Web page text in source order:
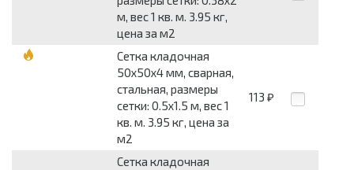
м, вес 1 кв. м. 3.95 кг,
цена за м2
Сетка кладочная
50x50x4 мм, сварная,
стальная, размеры
сетки: 0.5x1.5 м, вес 1
кв. м. 3.95 кг, цена за
м2
113 ₽
Сетка кладочная